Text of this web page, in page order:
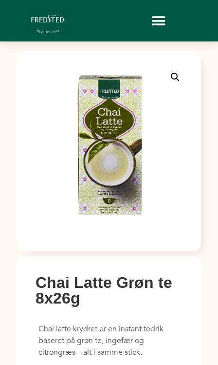
Chai Latte Grøn te
8x26g
Chai latte krydret er en instant tedrik
baseret på grøn te, ingefær og
citrongræs – alt i samme stick.